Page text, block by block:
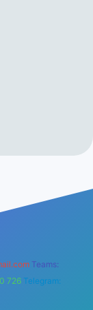
Teams:
726 Telegram: